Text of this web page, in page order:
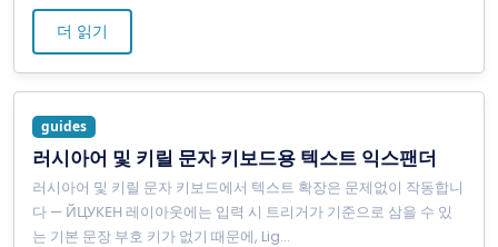
더 읽기
guides
러시아어 및 키릴 문자 키보드용 텍스트 익스팬더
러시아어 및 키릴 문자 키보드에서 텍스트 확장은 문제없이 작동합니
다 — ЙЦУКЕН 레이아웃에는 입력 시 트리거가 기준으로 삼을 수 있
는 기본 문장 부호 키가 없기 때문에, Lig...